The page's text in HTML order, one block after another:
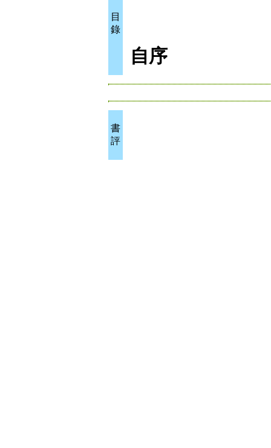
目
錄
自序
書
評